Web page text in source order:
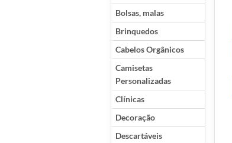
Bolsas, malas
Brinquedos
Cabelos Orgânicos
Camisetas
Personalizadas
Clínicas
Decoração
Descartáveis